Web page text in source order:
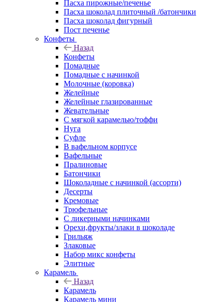
Пасха пирожные/печенье
Пасха шоколад плиточный /батончики
Пасха шоколад фигурный
Пост печенье
Конфеты
Назад
Конфеты
Помадные
Помадные с начинкой
Молочные (коровка)
Желейные
Желейные глазированные
Жевательные
С мягкой карамелью/тоффи
Нуга
Суфле
В вафельном корпусе
Вафельные
Пралиновые
Батончики
Шоколадные с начинкой (ассорти)
Десерты
Кремовые
Трюфельные
С ликерными начинками
Орехи,фрукты/злаки в шоколаде
Грильяж
Злаковые
Набор микс конфеты
Элитные
Карамель
Назад
Карамель
Карамель мини